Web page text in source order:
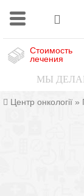
Стоимость
лечения
МЫ
Центр онкології »